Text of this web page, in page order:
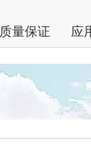
质量保证 应